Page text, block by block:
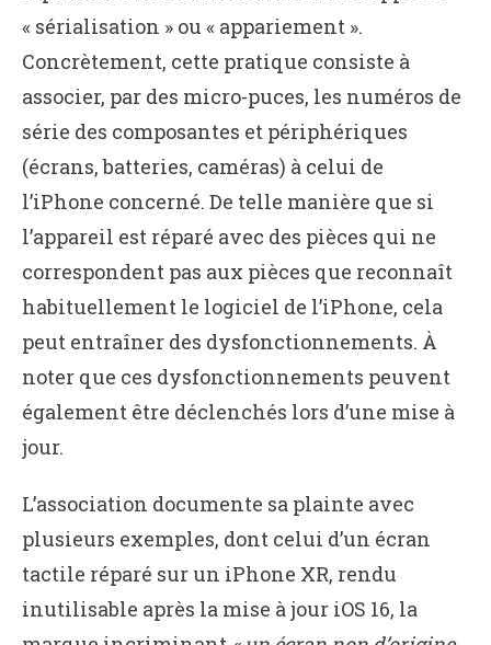
« sérialisation » ou « appariement ».
Concrètement, cette pratique consiste à
associer, par des micro-puces, les numéros de
série des composantes et périphériques
(écrans, batteries, caméras) à celui de
l’iPhone concerné. De telle manière que si
l’appareil est réparé avec des pièces qui ne
correspondent pas aux pièces que reconnaît
habituellement le logiciel de l’iPhone, cela
peut entraîner des dysfonctionnements. À
noter que ces dysfonctionnements peuvent
également être déclenchés lors d’une mise à
jour.
L’association documente sa plainte avec
plusieurs exemples, dont celui d’un écran
tactile réparé sur un iPhone XR, rendu
inutilisable après la mise à jour iOS 16, la